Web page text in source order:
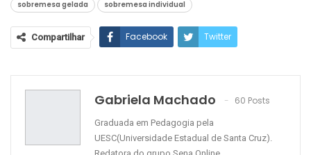
sobremesa gelada
sobremesa individual
Compartilhar Facebook Twitter
WhatsApp
Gabriela Machado 60 Posts
Graduada em Pedagogia pela
UESC(Universidade Estadual de Santa Cruz).